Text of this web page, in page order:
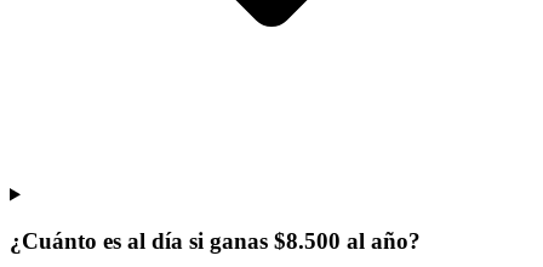
¿Cuánto es al día si ganas $8.500 al año?